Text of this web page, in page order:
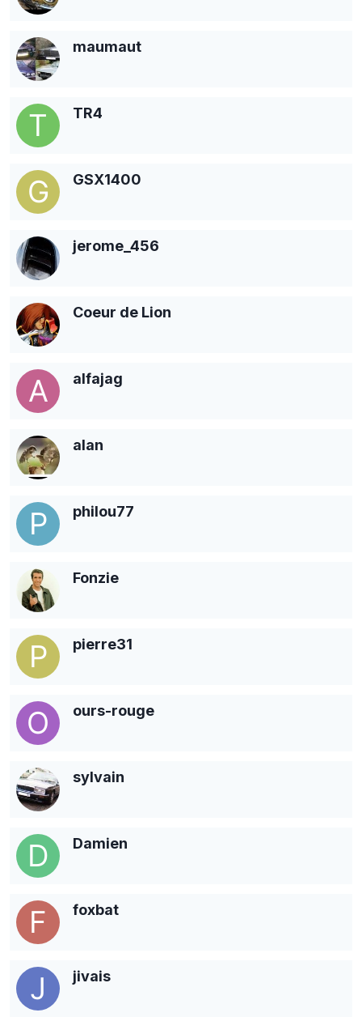
maumaut
TR4
GSX1400
jerome_456
Coeur de Lion
alfajag
alan
philou77
Fonzie
pierre31
ours-rouge
sylvain
Damien
foxbat
jivais